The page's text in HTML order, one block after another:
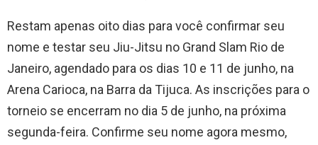
Restam apenas oito dias para você confirmar seu
nome e testar seu Jiu-Jitsu no Grand Slam Rio de
Janeiro, agendado para os dias 10 e 11 de junho, na
Arena Carioca, na Barra da Tijuca. As inscrições para o
torneio se encerram no dia 5 de junho, na próxima
segunda-feira. Confirme seu nome agora mesmo,